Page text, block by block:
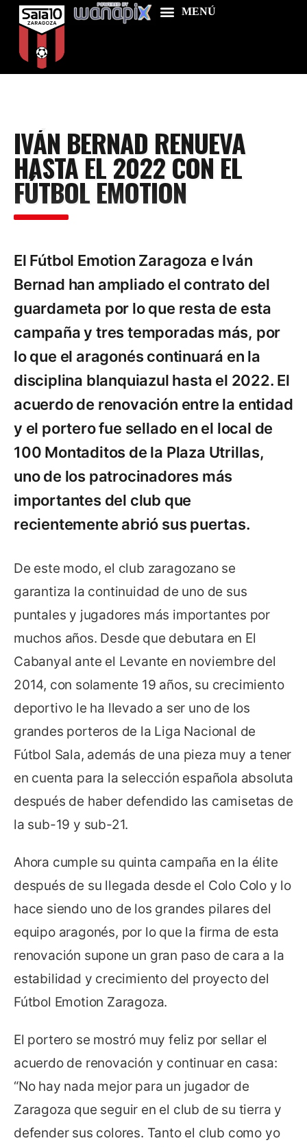
Food & Drink
Features
News
Contacts
IVÁN BERNAD RENUEVA
HASTA EL 2022 CON EL
FÚTBOL EMOTION
El Fútbol Emotion Zaragoza e Iván
Bernad han ampliado el contrato del
guardameta por lo que resta de esta
campaña y tres temporadas más, por
lo que el aragonés continuará en la
disciplina blanquiazul hasta el 2022. El
acuerdo de renovación entre la entidad
y el portero fue sellado en el local de
100 Montaditos de la Plaza Utrillas,
uno de los patrocinadores más
importantes del club que
recientemente abrió sus puertas.
De este modo, el club zaragozano se
garantiza la continuidad de uno de sus
puntales y jugadores más importantes por
muchos años. Desde que debutara en El
Cabanyal ante el Levante en noviembre del
2014, con solamente 19 años, su crecimiento
deportivo le ha llevado a ser uno de los
grandes porteros de la Liga Nacional de
Fútbol Sala, además de una pieza muy a tener
en cuenta para la selección española absoluta
después de haber defendido las camisetas de
la sub-19 y sub-21.
Ahora cumple su quinta campaña en la élite
después de su llegada desde el Colo Colo y lo
hace siendo uno de los grandes pilares del
equipo aragonés, por lo que la firma de esta
renovación supone un gran paso de cara a la
estabilidad y crecimiento del proyecto del
Fútbol Emotion Zaragoza.
El portero se mostró muy feliz por sellar el
acuerdo de renovación y continuar en casa:
“No hay nada mejor para un jugador de
Zaragoza que seguir en el club de su tierra y
defender sus colores. Tanto el club como yo